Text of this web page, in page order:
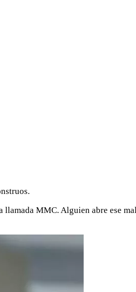
MMC. Alguien abre ese